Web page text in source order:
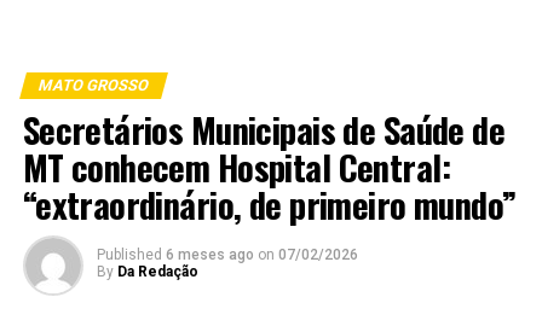
MATO GROSSO
Secretários Municipais de Saúde de
MT conhecem Hospital Central:
“extraordinário, de primeiro mundo”
Published 6 meses ago on 07/02/2026
By Da Redação